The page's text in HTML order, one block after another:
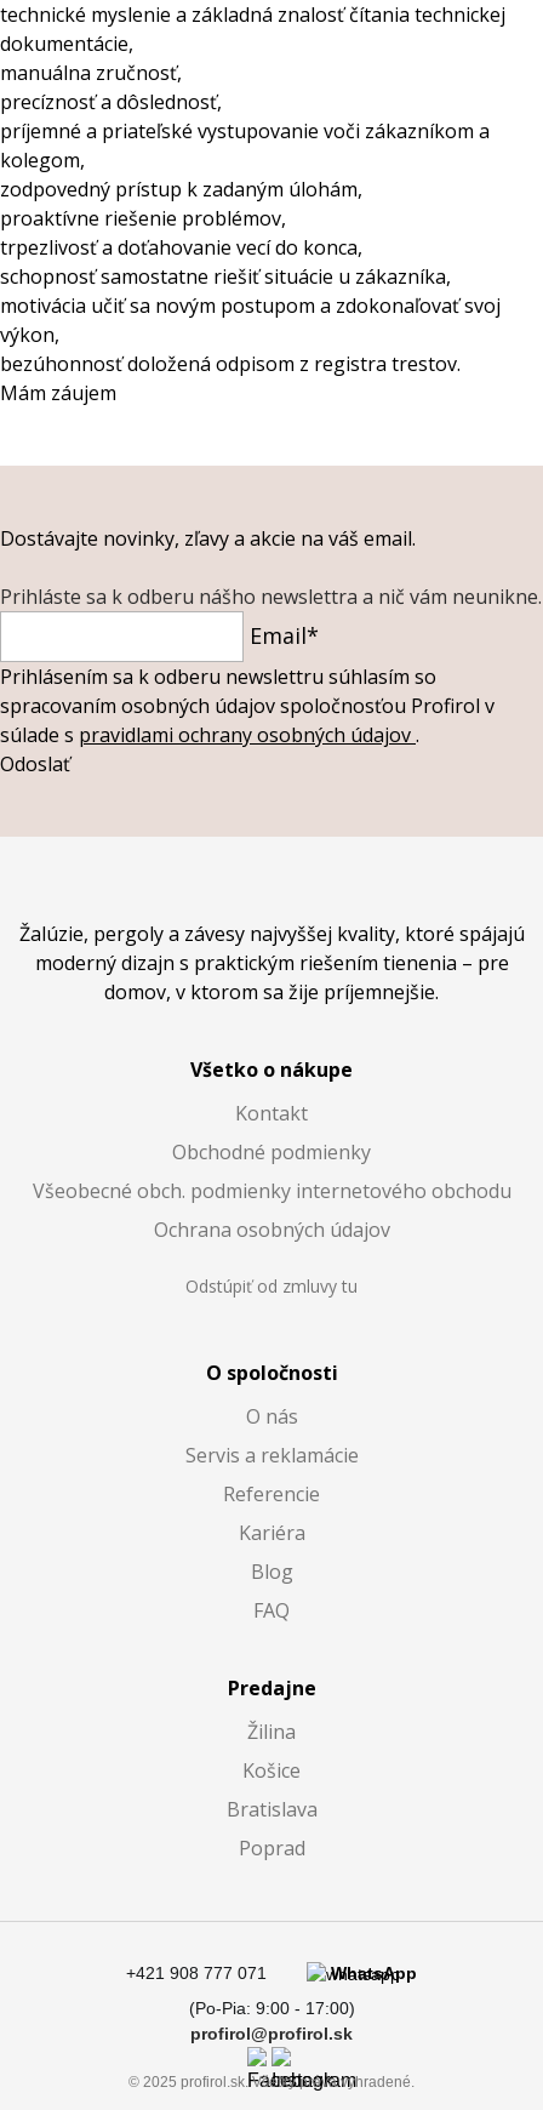
technické myslenie a základná znalosť čítania technickej
dokumentácie,
manuálna zručnosť,
precíznosť a dôslednosť,
príjemné a priateľské vystupovanie voči zákazníkom a
kolegom,
zodpovedný prístup k zadaným úlohám,
proaktívne riešenie problémov,
trpezlivosť a doťahovanie vecí do konca,
schopnosť samostatne riešiť situácie u zákazníka,
motivácia učiť sa novým postupom a zdokonaľovať svoj
výkon,
bezúhonnosť doložená odpisom z registra trestov.
Mám záujem
Dostávajte novinky, zľavy a akcie na váš email.
Prihláste sa k odberu nášho newslettra a nič vám neunikne.
Email*
Prihlásením sa k odberu newslettru súhlasím so
spracovaním osobných údajov spoločnosťou Profirol v
súlade s pravidlami ochrany osobných údajov.
Odoslať
Žalúzie, pergoly a závesy najvyššej kvality, ktoré spájajú
moderný dizajn s praktickým riešením tienenia – pre
domov, v ktorom sa žije príjemnejšie.
Všetko o nákupe
Kontakt
Obchodné podmienky
Všeobecné obch. podmienky internetového obchodu
Ochrana osobných údajov
Odstúpiť od zmluvy tu
O spoločnosti
O nás
Servis a reklamácie
Referencie
Kariéra
Blog
FAQ
Predajne
Žilina
Košice
Bratislava
Poprad
© 2025 profirol.sk. Všetky práva vyhradené.
+421 908 777 071
(Po-Pia: 9:00 - 17:00)
WhatsApp
profirol@profirol.sk